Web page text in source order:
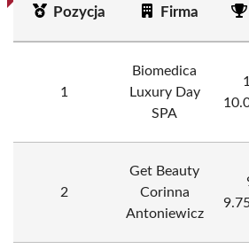
Pozycja Firma
1
Biomedica
Luxury Day
SPA
2
Get Beauty
Corinna
Antoniewicz